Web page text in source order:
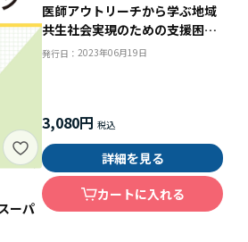
ーパ
医師アウトリーチから学ぶ地域
共生社会実現のための支援困難
事例集 仕入
発行日： 2023年06月19日
3,080円
詳細を見る
カートに入れる